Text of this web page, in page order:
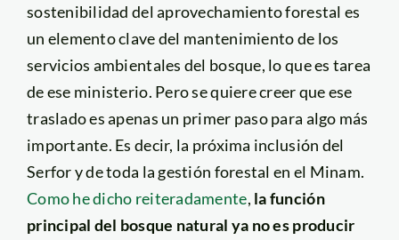
sostenibilidad del aprovechamiento forestal es
un elemento clave del mantenimiento de los
servicios ambientales del bosque, lo que es tarea
de ese ministerio. Pero se quiere creer que ese
traslado es apenas un primer paso para algo más
importante. Es decir, la próxima inclusión del
Serfor y de toda la gestión forestal en el Minam.
Como he dicho reiteradamente, la función
principal del bosque natural ya no es producir